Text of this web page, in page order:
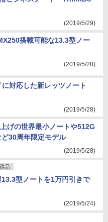
(2019/5/29)
搭載可能な13.3型ノー
(2019/5/28)
対応した新レッツノート
(2019/5/28)
げの世界最小ノートや512G
30周年限定モデル
(2019/5/28)
品
型ノートを1万円引きで
(2019/5/24)